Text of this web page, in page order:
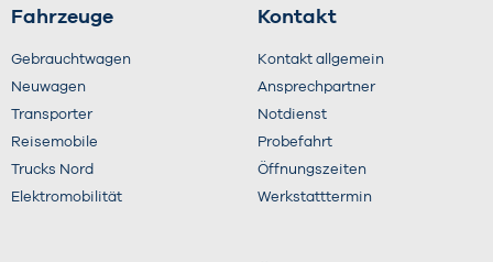
Fahrzeuge
Gebrauchtwagen
Neuwagen
Transporter
Reisemobile
Trucks Nord
Elektromobilität
Kontakt
Kontakt allgemein
Ansprechpartner
Notdienst
Probefahrt
Öffnungszeiten
Werkstatttermin